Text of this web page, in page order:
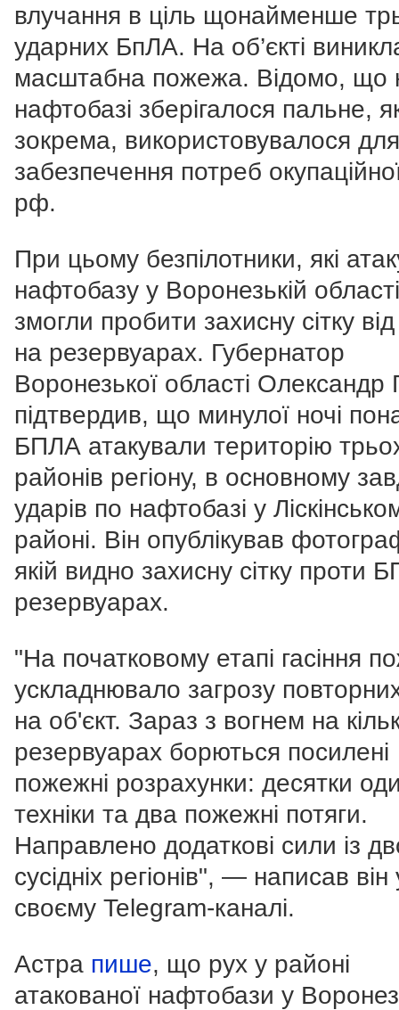
влучання в ціль щонайменше
ударних БпЛА. На об’єкті
масштабна пожежа. Відомо, що
нафтобазі зберігалося пальне,
зокрема, використовувалося для
забезпечення потреб
рф.
При цьому безпілотники, які
нафтобазу у Воронезькій
змогли пробити захисну сітку
на резервуарах. Губернатор
Воронезької області Олександр
підтвердив, що минулої ночі
БПЛА атакували територію
районів регіону, в основному
ударів по нафтобазі у
районі. Він опублікував
якій видно захисну сітку проти
резервуарах.
"На початковому етапі гасіння
ускладнювало загрозу
на об'єкт. Зараз з вогнем на
резервуарах борються посилені
пожежні розрахунки: десятки
техніки та два пожежні потяги.
Направлено додаткові сили із
сусідніх регіонів", — написав він
своєму Telegram-каналі.
Астра пише, що рух у районі
атакованої нафтобази у